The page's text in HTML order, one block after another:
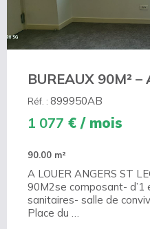
BUREAUX 90M² –
Réf. : 899950AB
1 077 € / mois
90.00 m²
A LOUER ANGERS ST
90M2se composant-
sanitaires- salle de
Place du …